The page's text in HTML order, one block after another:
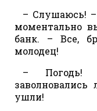
– Слушаюсь! –
моментально
банк. – Все,
молодец!
– Погодь!
ушли!